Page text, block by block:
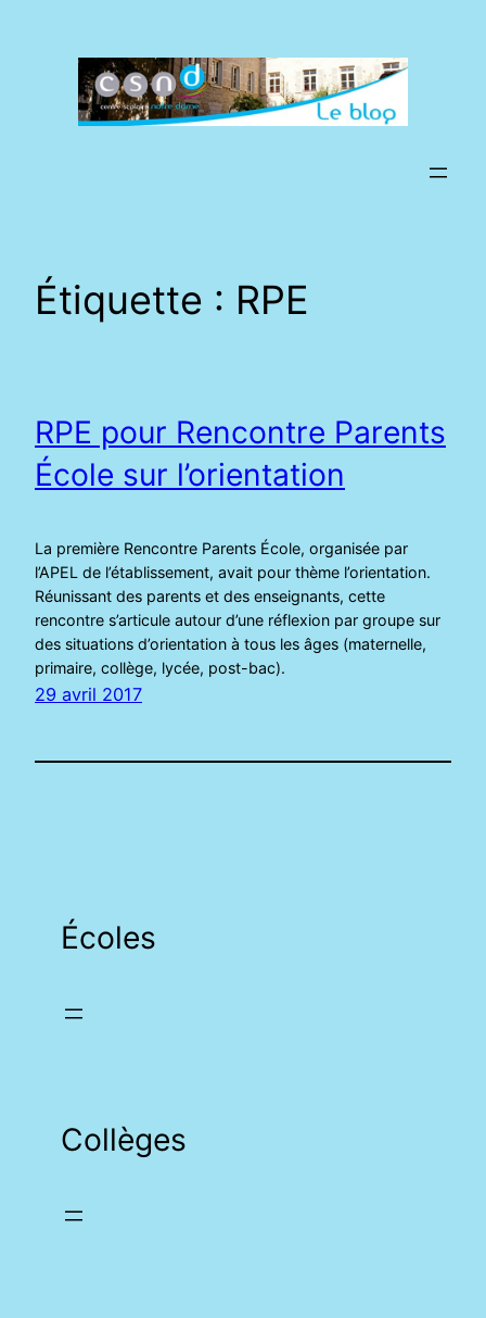
Étiquette : RPE
RPE pour Rencontre Parents
École sur l’orientation
La première Rencontre Parents École, organisée par
l’APEL de l’établissement, avait pour thème l’orientation.
Réunissant des parents et des enseignants, cette
rencontre s’articule autour d’une réflexion par groupe sur
des situations d’orientation à tous les âges (maternelle,
primaire, collège, lycée, post-bac).
29 avril 2017
Écoles
Collèges